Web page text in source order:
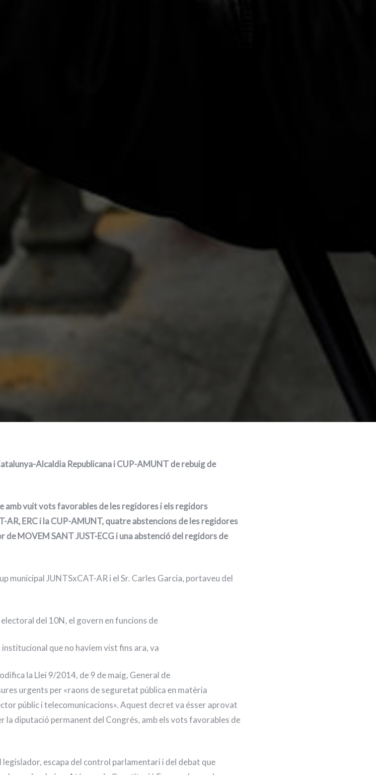
Alcaldia Republicana i CUP-AMUNT de rebuig de
amb vuit vots favorables de les regidores i els regidors
AR, ERC i la CUP-AMUNT, quatre abstencions de les regidores
de MOVEM SANT JUST-ECG i una abstenció del regidors de
municipal JUNTSxCAT-AR i el Sr. Carles Garcia, portaveu del
electoral del 10N, el govern en funcions de
que no havíem vist fins ara, va
la Llei 9/2014, de 9 de maig, General de
urgents per «raons de seguretat pública en matèria
públic i telecomunicacions». Aquest decret va ésser aprovat
la diputació permanent del Congrés, amb els vots favorables de
legislador, escapa del control parlamentari i del debat que